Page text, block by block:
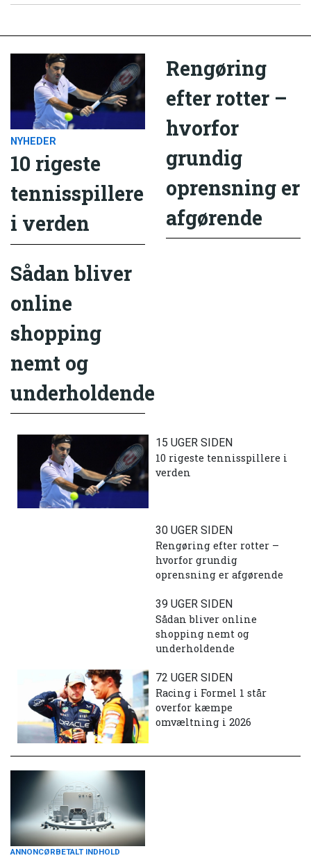
NYHEDER
10 rigeste
tennisspillere
i verden
Rengøring
efter rotter –
hvorfor
grundig
oprensning er
afgørende
Sådan bliver
online
shopping
nemt og
underholdende
15 UGER SIDEN
10 rigeste tennisspillere i
verden
30 UGER SIDEN
Rengøring efter rotter –
hvorfor grundig
oprensning er afgørende
39 UGER SIDEN
Sådan bliver online
shopping nemt og
underholdende
72 UGER SIDEN
Racing i Formel 1 står
overfor kæmpe
omvæltning i 2026
ANNONCØRBETALT INDHOLD